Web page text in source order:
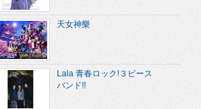
天女神樂
Lala 青春ロック!３ピース
バンド!!